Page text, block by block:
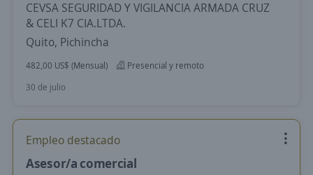
CEVSA SEGURIDAD Y VIGILANCIA ARMADA CRUZ
& CELI K7 CIA.LTDA.
Quito, Pichincha
482,00 US$ (Mensual)
Presencial y remoto
30 de julio
Empleo destacado
Asesor/a comercial